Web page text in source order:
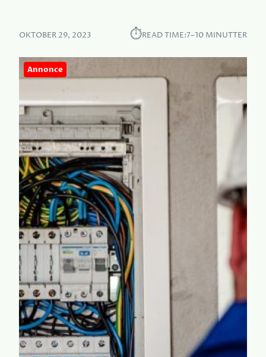
OKTOBER 29, 2023 ⏱︎READ TIME:7–10 MINUTTER
Annonce